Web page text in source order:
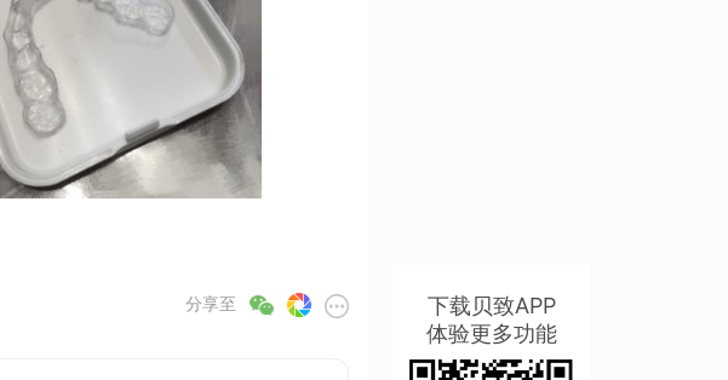
分享至
下载贝致APP
体验更多功能